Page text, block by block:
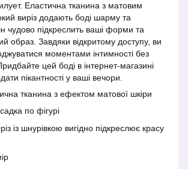
Еластична тканина з матовим
виріз додають боді шарму та
чудово підкреслить ваші форми та
образ. Завдяки відкритому доступу, ви
моментами інтимності без
цей боді в інтернет-магазині
пікантності у ваші вечори.
тканина з ефектом матової шкіри
по фігурі
із шнурівкою вигідно підкреслює красу